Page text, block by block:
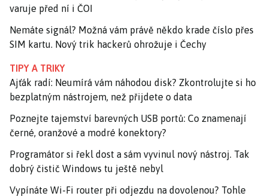
varuje před ní i ČOI
Nemáte signál? Možná vám právě někdo krade číslo přes
SIM kartu. Nový trik hackerů ohrožuje i Čechy
TIPY A TRIKY
Ajťák radí: Neumírá vám náhodou disk? Zkontrolujte si ho
bezplatným nástrojem, než přijdete o data
Poznejte tajemství barevných USB portů: Co znamenají
černé, oranžové a modré konektory?
Programátor si řekl dost a sám vyvinul nový nástroj. Tak
dobrý čistič Windows tu ještě nebyl
Vypínáte Wi-Fi router při odjezdu na dovolenou? Tohle